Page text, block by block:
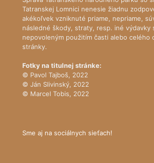
Tatranskej Lomnici nenesie žiadnu
akékoľvek vzniknuté priame, nepriame,
následné škody, straty, resp. iné výdavky
nepovoleným použitím časti alebo celého
stránky.
Fotky na titulnej stránke:
© Pavol Tajboš, 2022
© Ján Slivinský, 2022
© Marcel Tobis, 2022
Sme aj na sociálnych sieťach!